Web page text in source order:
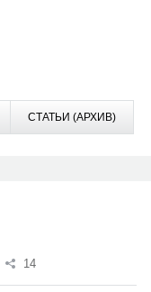
СТАТЬИ (АРХИВ)
14